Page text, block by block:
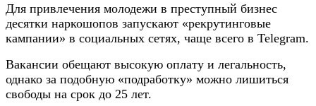
Для привлечения молодежи в преступный бизнес
десятки наркошопов запускают «рекрутинговые
кампании» в социальных сетях, чаще всего в Telegram.
Вакансии обещают высокую оплату и легальность,
однако за подобную «подработку» можно лишиться
свободы на срок до 25 лет.